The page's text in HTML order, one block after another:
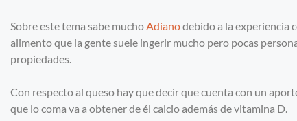
Sobre este tema sabe mucho Adianodebido a la experiencia
alimento que la gente suele ingerir mucho pero pocas
propiedades.
Con respecto al queso hay que decir que cuenta con un
que lo coma va a obtener de él calcio además de vitamina D.